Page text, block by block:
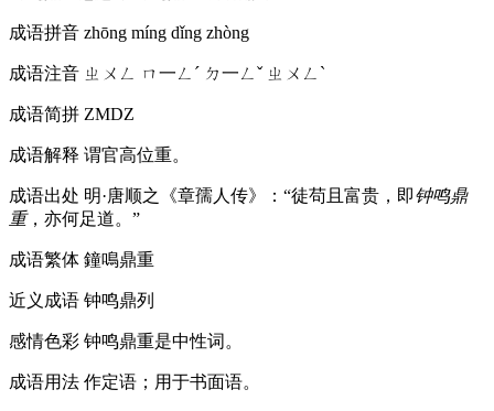
成语拼音 zhōng míng dǐng zhòng
成语注音 ㄓㄨㄥ ㄇ一ㄥˊ ㄉ一ㄥˇ ㄓㄨㄥˋ
成语简拼 ZMDZ
成语解释 谓官高位重。
成语出处 明·唐顺之《章孺人传》：“徒苟且富贵，即钟鸣鼎
重，亦何足道。”
成语繁体 鐘鳴鼎重
近义成语 钟鸣鼎列
感情色彩 钟鸣鼎重是中性词。
成语用法 作定语；用于书面语。